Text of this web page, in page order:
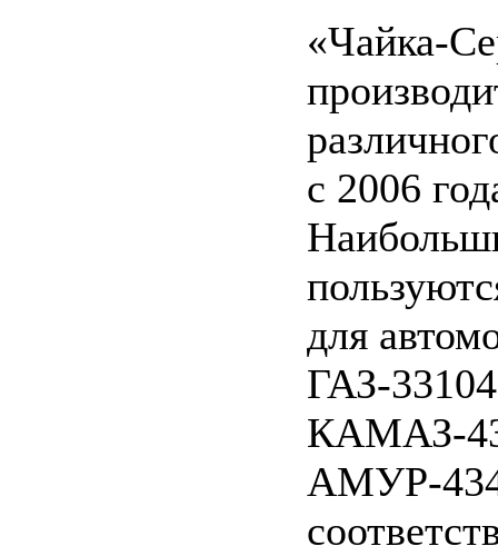
«Чайка-
с 2006
для
ГАЗ-
КАМАЗ-
АМУР-